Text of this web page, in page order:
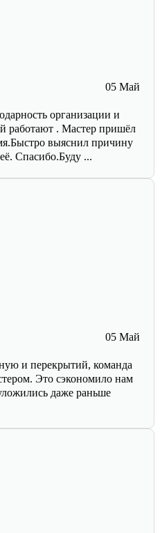
05 Май
организации и
работают . Мастер пришёл
выяснил причину
Спасибо.Буду ...
05 Май
и перекрытий, команда
Это сэкономило нам
даже раньше